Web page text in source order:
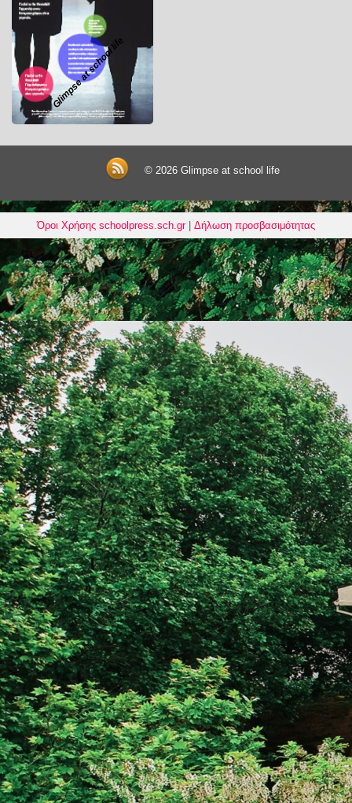
Glimpse at school life
© 2026Glimpse at school life
Όροι Χρήσης schoolpress.sch.gr| Δήλωση προσβασιμότητας